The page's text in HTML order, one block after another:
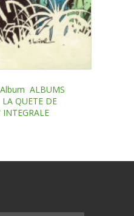
Album ALBUMS
LA QUETE DE